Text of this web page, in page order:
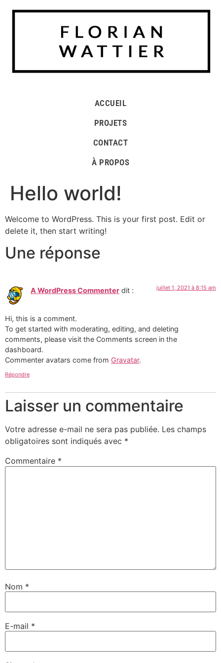
ACCUEIL
PROJETS
CONTACT
À PROPOS
Hello world!
Welcome to WordPress. This is your first post. Edit or
delete it, then start writing!
Une réponse
A WordPress Commenter dit : juillet 1, 2021 à 8:15 am
Hi, this is a comment.
To get started with moderating, editing, and deleting
comments, please visit the Comments screen in the
dashboard.
Commenter avatars come from Gravatar.
Répondre
Laisser un commentaire
Votre adresse e-mail ne sera pas publiée. Les champs
obligatoires sont indiqués avec *
Commentaire *
Nom *
E-mail *